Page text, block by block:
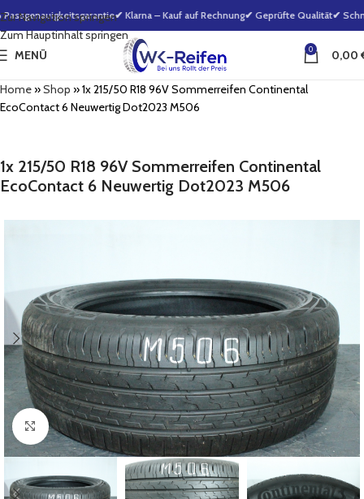
Zur Navigation springen
Zum Hauptinhalt springen
✔ Klarna – Kauf auf Rechnung✔ Geprüfte Qualität✔
MENÜ 0 0,00
Home»Shop »1x 215/50 R18 96V Sommerreifen Continental
EcoContact 6 Neuwertig Dot2023 M506
1x 215/50 R18 96V Sommerreifen Continental
EcoContact 6 Neuwertig Dot2023 M506
Zum Vergrößern klicken